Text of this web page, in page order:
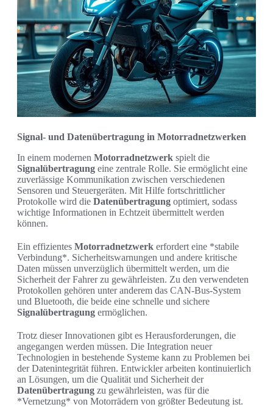
Signal- und Datenübertragung in Motorradnetzwerken
In einem modernen Motorradnetzwerk spielt die
Signalübertragung eine zentrale Rolle. Sie ermöglicht eine
zuverlässige Kommunikation zwischen verschiedenen
Sensoren und Steuergeräten. Mit Hilfe fortschrittlicher
Protokolle wird die Datenübertragung optimiert, sodass
wichtige Informationen in Echtzeit übermittelt werden
können.
Ein effizientes Motorradnetzwerk erfordert eine *stabile
Verbindung*. Sicherheitswarnungen und andere kritische
Daten müssen unverzüglich übermittelt werden, um die
Sicherheit der Fahrer zu gewährleisten. Zu den verwendeten
Protokollen gehören unter anderem das CAN-Bus-System
und Bluetooth, die beide eine schnelle und sichere
Signalübertragung ermöglichen.
Trotz dieser Innovationen gibt es Herausforderungen, die
angegangen werden müssen. Die Integration neuer
Technologien in bestehende Systeme kann zu Problemen bei
der Datenintegrität führen. Entwickler arbeiten kontinuierlich
an Lösungen, um die Qualität und Sicherheit der
Datenübertragung zu gewährleisten, was für die
*Vernetzung* von Motorrädern von größter Bedeutung ist.